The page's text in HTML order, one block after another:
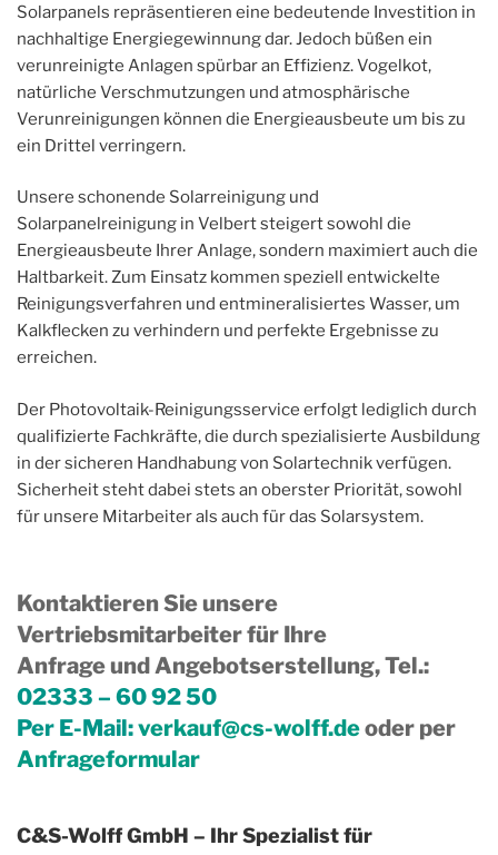
Solarpanels repräsentieren eine bedeutende Investition in
nachhaltige Energiegewinnung dar. Jedoch büßen ein
verunreinigte Anlagen spürbar an Effizienz. Vogelkot,
natürliche Verschmutzungen und atmosphärische
Verunreinigungen können die Energieausbeute um bis zu
ein Drittel verringern.
Unsere schonende Solarreinigung und
Solarpanelreinigung in Velbert steigert sowohl die
Energieausbeute Ihrer Anlage, sondern maximiert auch die
Haltbarkeit. Zum Einsatz kommen speziell entwickelte
Reinigungsverfahren und entmineralisiertes Wasser, um
Kalkflecken zu verhindern und perfekte Ergebnisse zu
erreichen.
Der Photovoltaik-Reinigungsservice erfolgt lediglich durch
qualifizierte Fachkräfte, die durch spezialisierte Ausbildung
in der sicheren Handhabung von Solartechnik verfügen.
Sicherheit steht dabei stets an oberster Priorität, sowohl
für unsere Mitarbeiter als auch für das Solarsystem.
Kontaktieren Sie unsere
Vertriebsmitarbeiter für Ihre
Anfrage und Angebotserstellung, Tel.:
02333 – 60 92 50
Per E-Mail:verkauf@cs-wolff.deoder per
Anfrageformular
C&S-Wolff GmbH – Ihr Spezialist für